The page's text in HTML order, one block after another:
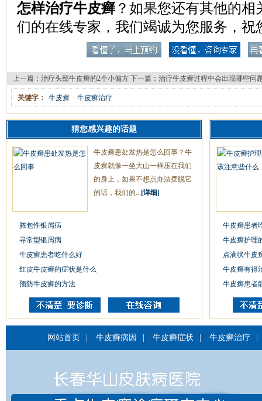
怎样治疗牛皮癣 ？如果您还有其他的
们的在线专家，我们竭诚为您服务，祝
上一篇： 治疗头部牛皮癣的2个小偏方 下一篇： 治疗牛皮癣过程中会出现哪些问
关键字： 牛皮癣 牛皮癣治疗
猜您感兴趣的话题
牛皮癣患处发热是怎么回事？牛
皮癣就像一坐大山一样压在我们
的身上，如果不想点办法摆脱它
的话，我们的... [详细]
脓包性银屑病
寻常型银屑病
牛皮癣患者吃什么好
红皮牛皮癣的症状是什么
预防牛皮癣的方法
牛皮癣患者
牛皮癣护理
点滴状牛皮
牛皮癣有得
牛皮癣患者
网站首页 牛皮癣病因 牛皮癣症状 牛皮癣治疗